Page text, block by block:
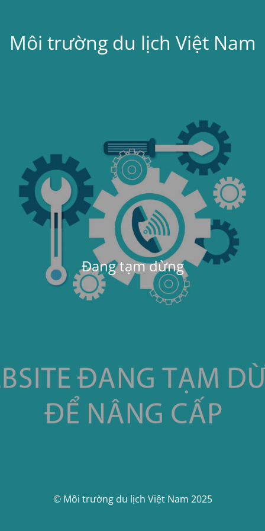
Môi trường du lịch Việt Nam
Đang tạm dừng
© Môi trường du lịch Việt Nam 2025